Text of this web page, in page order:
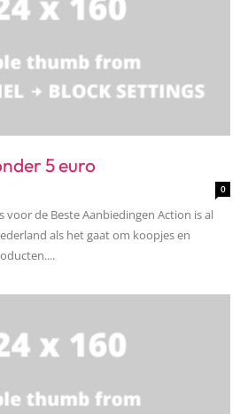
5 euro
0
voor de Beste Aanbiedingen Action is al
als het gaat om koopjes en